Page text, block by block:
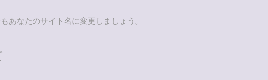
あなたのサイト名に変更しましょう。